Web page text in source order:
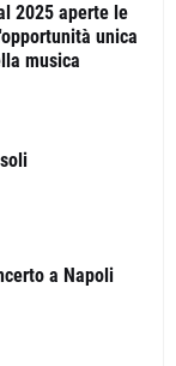
2025 aperte le
unica
musica
a Napoli